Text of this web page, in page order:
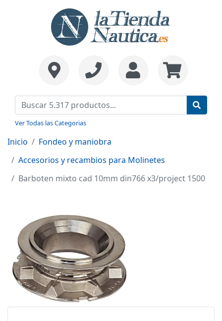
Ver Todas las Categorias
Inicio
Fondeo y maniobra
Accesorios y recambios para Molinetes
Barboten mixto cad 10mm din766 x3/project 1500